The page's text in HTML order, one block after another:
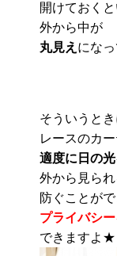
開けておく
外から中が
丸見え にな
そういうとき
レースのカー
適度に日の
外から見ら
防ぐことがで
プライバシ
できますよ★